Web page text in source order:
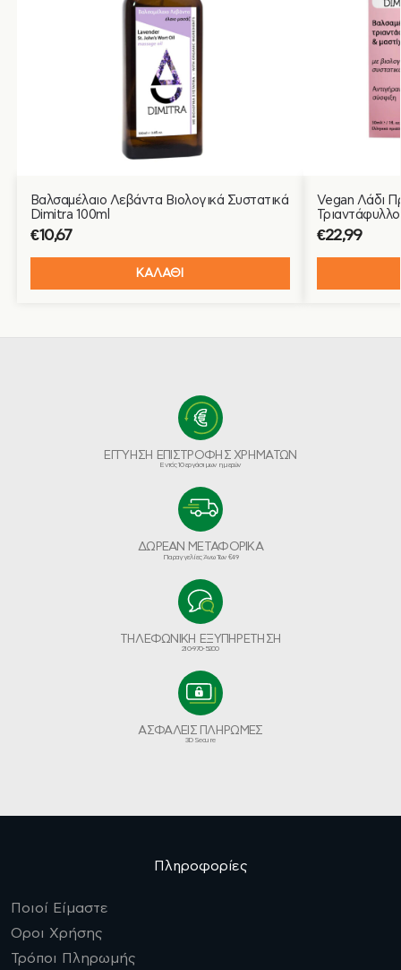
Βαλσαμέλαιο Λεβάντα Βιολογικά Συστατικά
Dimitra 100ml
€10,67
ΚΑΛΑΘΙ
Vegan Λάδι
€22,99
ΕΓΓΥΗΣΗ ΕΠΙΣΤΡΟΦΗΣ ΧΡΗΜΑΤΩΝ
Εντός 10 εργάσιμων ημερών
ΔΩΡΕΑΝ ΜΕΤΑΦΟΡΙΚΑ
Παραγγελίες Άνω Των €49
ΤΗΛΕΦΩΝΙΚΗ ΕΞΥΠΗΡΕΤΗΣΗ
210-970-5200
ΑΣΦΑΛΕΙΣ ΠΛΗΡΩΜΕΣ
3D Secure
Πληροφορίες
Ποιοί Είμαστε
Οροι Χρήσης
Τρόποι Πληρωμής